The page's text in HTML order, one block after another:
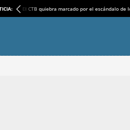
El CTB quiebra marcado por el escándalo de